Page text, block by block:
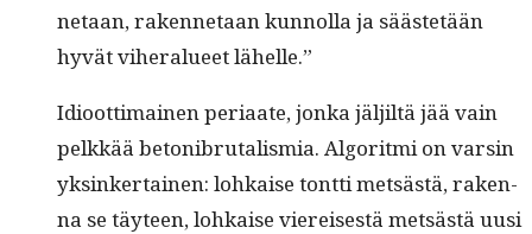
netaan, raken­netaan kun­nol­la ja säästetään
hyvät viher­alueet lähelle.”
Idioot­ti­mainen peri­aate, jon­ka jäljiltä jää vain
pelkkää betoni­bru­tal­is­mia. Algo­rit­mi on varsin
yksinker­tainen: lohkaise tont­ti met­sästä, raken­
na se täy­teen, lohkaise viereis­es­tä met­sästä uusi